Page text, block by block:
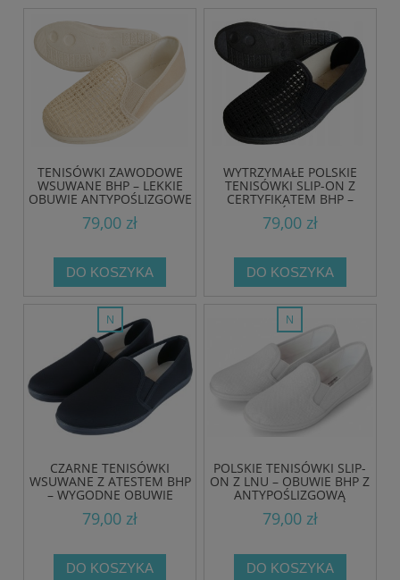
TENISÓWKI ZAWODOWE
WSUWANE BHP – LEKKIE
OBUWIE ANTYPOŚLIZGOWE
79,00 zł
DO KOSZYKA
WYTRZYMAŁE POLSKIE
TENISÓWKI SLIP-ON Z
CERTYFIKATEM BHP –
ANTYPOŚLIZGOWE I
KOMFORTOWE OBUWIE DO
79,00 zł
DO KOSZYKA
CZARNE TENISÓWKI
WSUWANE Z ATESTEM BHP
– WYGODNE OBUWIE
ZAWODOWE Z
ANTYPOŚLIZGOWĄ
79,00 zł
DO KOSZYKA
nowość
POLSKIE TENISÓWKI SLIP-
ON Z LNU – OBUWIE BHP Z
ANTYPOŚLIZGOWĄ
PODESZWĄ
79,00 zł
DO KOSZYKA
nowość